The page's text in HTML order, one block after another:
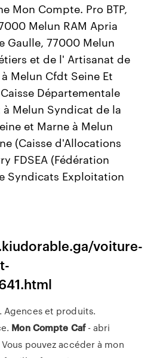
Mon Compte. Pro BTP,
Melun RAM Apria
Gaulle, 77000 Melun
et de l' Artisanat de
Melun Cfdt Seine Et
Départementale
Melun Syndicat de la
et Marne à Melun
(Caisse d'Allocations
FDSEA (Fédération
Syndicats Exploitation
voiture-
Agences et produits.
Mon Compte Caf- abri
pouvez accéder à mon